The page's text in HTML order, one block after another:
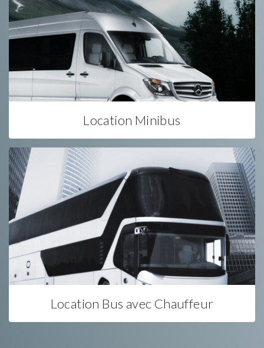
Location Minibus
Location Bus avec Chauffeur